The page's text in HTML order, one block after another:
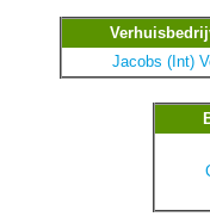
Jacobs (Int)